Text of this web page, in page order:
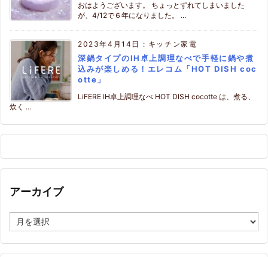
おはようございます。 ちょっとずれてしまいました
が、4/12で６年になりました。 ...
2023年4月14日 : キッチン家電
深鍋タイプのIH卓上調理なべで手軽に鍋や煮
込みが楽しめる！エレコム「HOT DISH coc
otte」
LiFERE IH卓上調理なべ HOT DISH cocotte は、煮る、
炊く ...
アーカイブ
ー
イ